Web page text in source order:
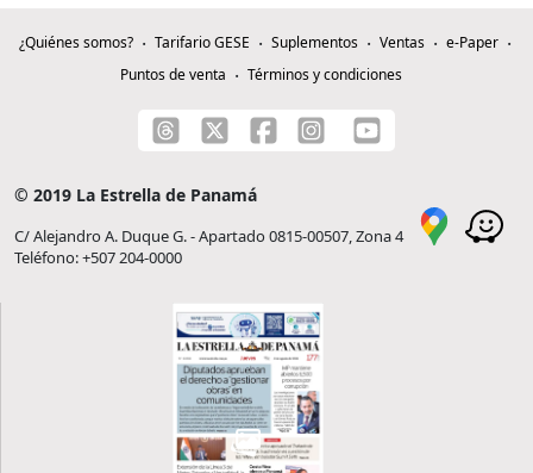
¿Quiénes somos? Tarifario GESE Suplementos Ventas
e-Paper
Puntos de venta
Términos y condiciones
© 2019 La Estrella de Panamá
C/ Alejandro A. Duque G. - Apartado 0815-00507, Zona 4
Teléfono: +507 204-0000